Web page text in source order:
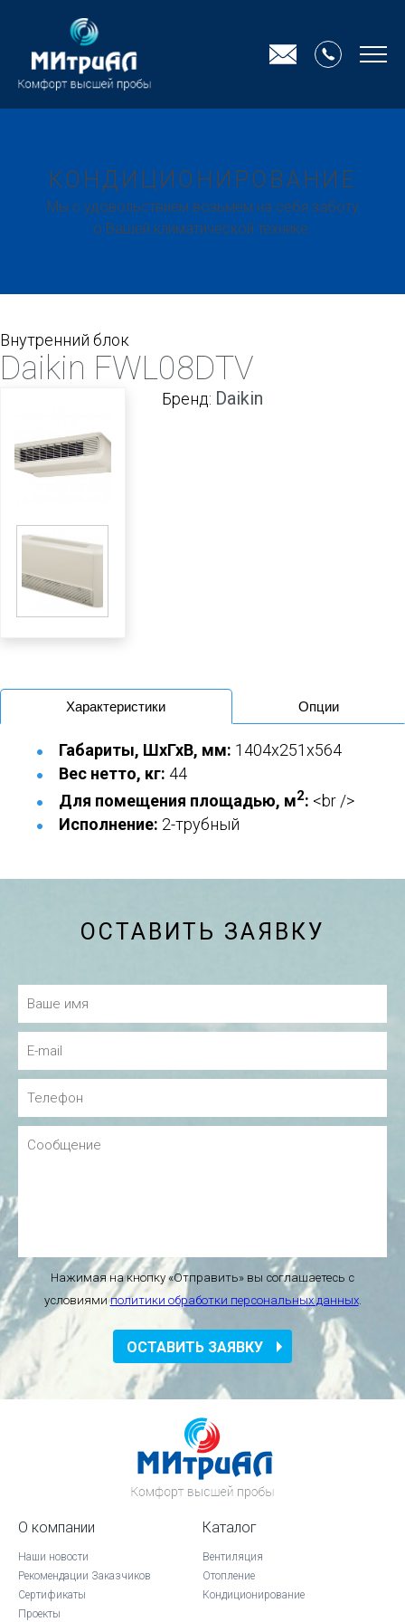
КОНДИЦИОНИРОВАНИЕ
Мы с удовольствием возьмём на себя заботу
о Вашей климатической технике.
Внутренний блок
Daikin FWL08DTV
Бренд: Daikin
Характеристики Опции
Габариты, ШхГхВ, мм: 1404x251x564
Вес нетто, кг: 44
Для помещения площадью, м2: <br />
Исполнение: 2-трубный
ОСТАВИТЬ ЗАЯВКУ
Нажимая на кнопку «Отправить» вы соглашаетесь с
условиямиполитики обработки персональных данных.
ОСТАВИТЬ ЗАЯВКУ
О компании
Наши новости
Рекомендации Заказчиков
Сертификаты
Проекты
Каталог
Вентиляция
Отопление
Кондиционирование